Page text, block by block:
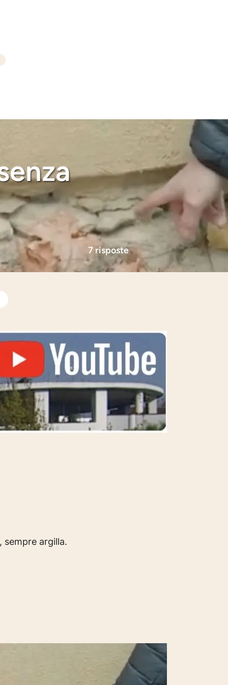
7 risposte
sempre argilla.